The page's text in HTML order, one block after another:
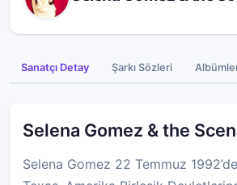
Sanatçı Detay Şarkı Sözleri
Selena Gomez & the
Selena Gomez 22 Temmuz